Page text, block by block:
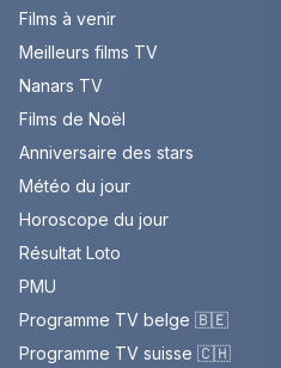
Films à venir
Meilleurs films TV
Nanars TV
Films de Noël
Anniversaire des stars
Météo du jour
Horoscope du jour
Résultat Loto
PMU
Programme TV belge 🇧🇪
Programme TV suisse 🇨🇭